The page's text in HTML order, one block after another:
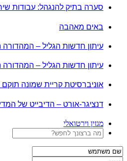
סערה בתיק להנגהל: עבודות
באים מאהבה
עיתון חדשות הגליל – המהדורה
עיתון חדשות הגליל – המהדורה
אוניברסיטת קריית שמונה
דנציגר-אורט – הדיבייט של
מגזין וירטואלי